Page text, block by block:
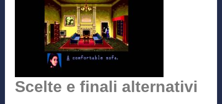
Scelte e finali alternativi